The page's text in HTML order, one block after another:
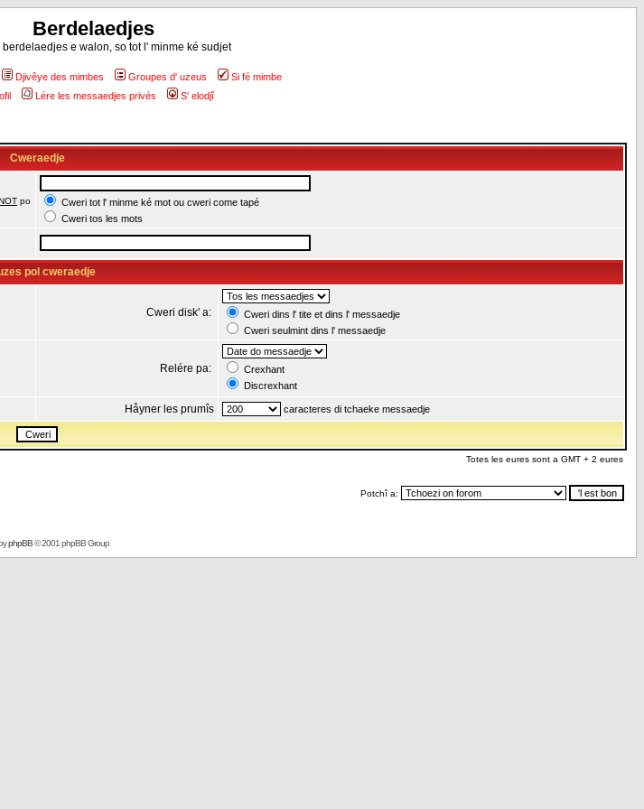
Berdelaedjes
berdelaedjes e walon, so tot l' minme ké sudjet
Djivêye des mimbes Groupes d' uzeus
Si fé mimbe
Lére les messaedjes privés S' elodjî
Cweraedje
po
Cweri tot l' minme ké mot ou cweri come tapé
Cweri tos les mots
pol cweraedje
Cweri disk' a:
Cweri dins l' tite et dins l' messaedje
Cweri seulmint dins l' messaedje
Relére pa:
Crexhant
Discrexhant
Håyner les prumîs caracteres di tchaeke messaedje
Totes les eures sont a GMT + 2 eures
Potchî a:
phpBB© 2001 phpBB Group